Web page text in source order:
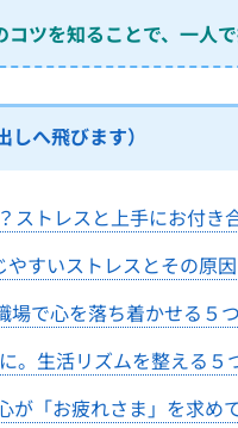
コツを知ることで、一人
へ飛びます）
ストレスと上手にお付き
やすいストレスとその原
場で心を落ち着かせる５
。生活リズムを整える５
が「お疲れさま」を求め